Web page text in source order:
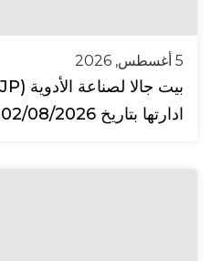
5 أغسطس, 2026
ادارتها بتاريخ 02/08/2026.